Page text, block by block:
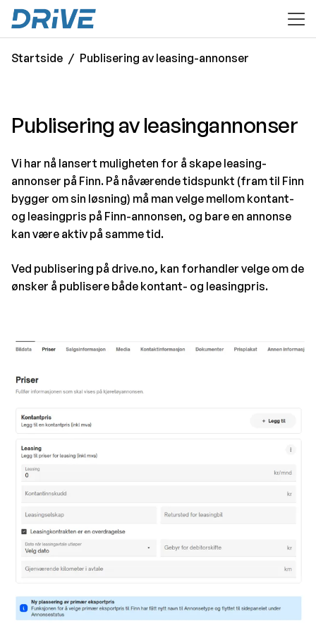
hovedinnhold
Startside Publisering av leasing-annonser
Publisering av leasingannonser
Vi har nå lansert muligheten for å skape leasing-
annonser på Finn. På nåværende tidspunkt (fram til Finn
bygger om sin løsning) må man velge mellom kontant-
og leasingpris på Finn-annonsen, og bare en annonse
kan være aktiv på samme tid.
Ved publisering på drive.no, kan forhandler velge om de
ønsker å publisere både kontant- og leasingpris.